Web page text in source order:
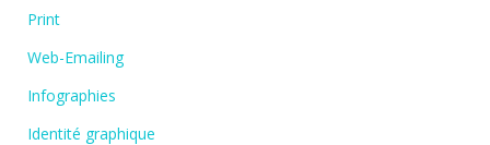
Print
Web-Emailing
Infographies
Identité graphique